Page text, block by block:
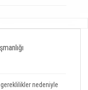
nedeniyle